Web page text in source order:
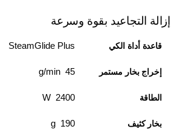
إزالة التجاعيد بقوة وسرعة
قاعدة أداة الكي SteamGlide Plus
إخراج بخار مستمر 45 g/min
الطاقة 2400 W
بخار كثيف 190 g